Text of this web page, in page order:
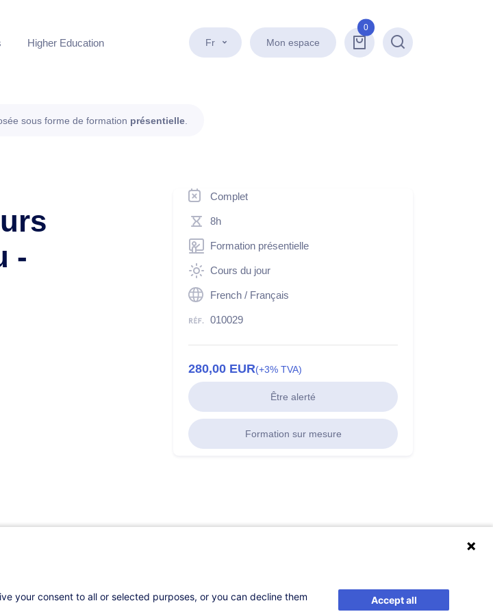
Fr Mon espace
0
Recherche
Higher Education
sous forme de formation présentielle
-
Complet
8h
Formation présentielle
Cours du jour
French / Français
010029
280,00 EUR(+3% TVA)
Être alerté
Formation sur mesure
your consent to all or selected purposes, or you can decline them
Accept all